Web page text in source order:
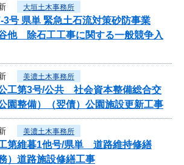
大垣土木事務所
3号 県単 緊急土石流対策砂防事業
他 除石工工事に関する一般競争入
美濃土木事務所
公工第3号/公共 社会資本整備総合交
園整備）（翌債）公園施設更新工事
美濃土木事務所
工第維暮1他号/県単 道路維持修繕
）道路施設修繕工事